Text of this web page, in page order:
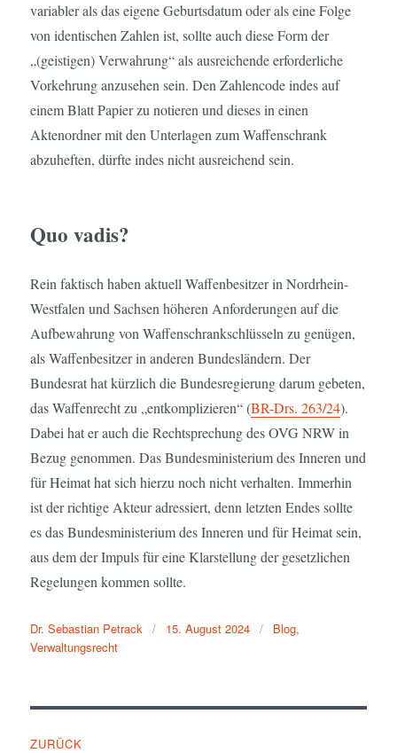
variabler als das eigene Geburtsdatum oder als eine Folge
von identischen Zahlen ist, sollte auch diese Form der
„(geistigen) Verwahrung“ als ausreichende erforderliche
Vorkehrung anzusehen sein. Den Zahlencode indes auf
einem Blatt Papier zu notieren und dieses in einen
Aktenordner mit den Unterlagen zum Waffenschrank
abzuheften, dürfte indes nicht ausreichend sein.
Quo vadis?
Rein faktisch haben aktuell Waffenbesitzer in Nordrhein-
Westfalen und Sachsen höheren Anforderungen auf die
Aufbewahrung von Waffenschrankschlüsseln zu genügen,
als Waffenbesitzer in anderen Bundesländern. Der
Bundesrat hat kürzlich die Bundesregierung darum gebeten,
das Waffenrecht zu „entkomplizieren“ (BR-Drs. 263/24).
Dabei hat er auch die Rechtsprechung des OVG NRW in
Bezug genommen. Das Bundesministerium des Inneren und
für Heimat hat sich hierzu noch nicht verhalten. Immerhin
ist der richtige Akteur adressiert, denn letzten Endes sollte
es das Bundesministerium des Inneren und für Heimat sein,
aus dem der Impuls für eine Klarstellung der gesetzlichen
Regelungen kommen sollte.
Dr. Sebastian Petrack
Veröffentlicht
15. August 2024 Blog,
Verwaltungsrecht
ZURÜCK